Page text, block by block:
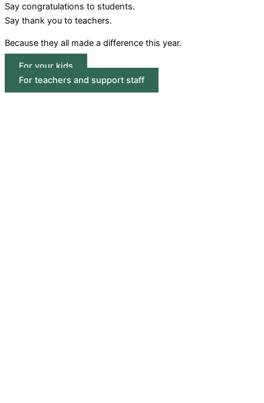
Say congratulations to students.
Say thank you to teachers.
Because they all made a difference this year.
For your kids
For teachers and support staff